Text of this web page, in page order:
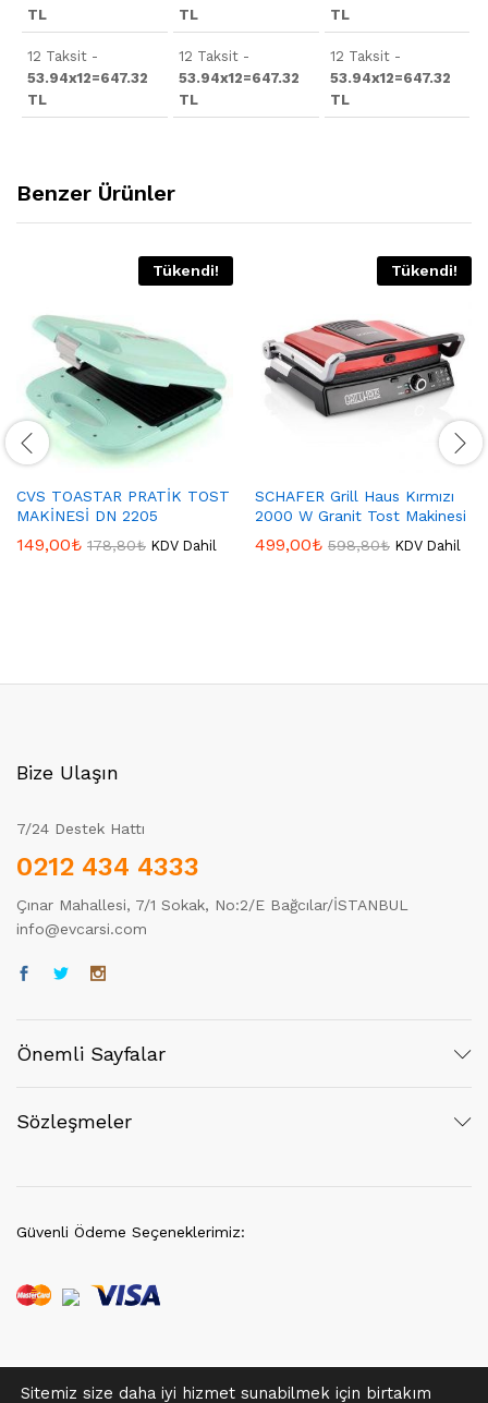
TL
12 Taksit -
53.94x12=647.32
TL
TL
12 Taksit -
53.94x12=647.32
TL
TL
12 Taksit -
53.94x12=647.32
TL
Benzer Ürünler
Tükendi!
CVS TOASTAR PRATİK TOST
MAKİNESİ DN 2205
149,00₺ 178,80₺ KDV Dahil
Tükendi!
SCHAFER Grill Haus Kırmızı
2000 W Granit Tost Makinesi
499,00₺ 598,80₺ KDV Dahil
Bize Ulaşın
7/24 Destek Hattı
0212 434 4333
Çınar Mahallesi, 7/1 Sokak, No:2/E Bağcılar/İSTANBUL
info@evcarsi.com
Önemli Sayfalar
Sözleşmeler
© 2021 EvÇarşı | Her hakkı saklıdır.
Güvenli Ödeme Seçeneklerimiz:
Sitemiz size daha iyi hizmet sunabilmek için birtakım